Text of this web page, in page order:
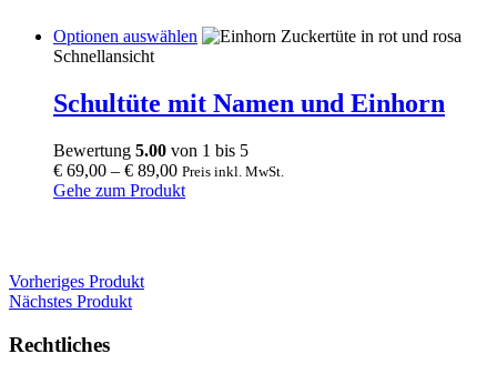
Optionen auswählen This
multiple
variants.
options
may
Schnellansicht
Schultüte mit Namen und Einhorn
Bewertung 5.00 von 1 bis 5
€ 69,00 – € 89,00 Preis inkl. MwSt.
Gehe zum Produkt
Vorheriges Produkt
Nächstes Produkt
Rechtliches